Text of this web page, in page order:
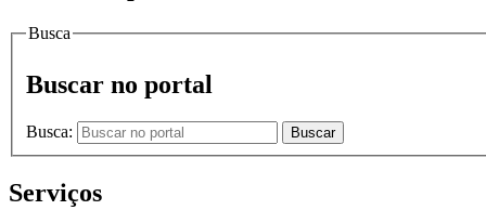
Busca
Buscar no portal
Busca: Buscar
Serviços